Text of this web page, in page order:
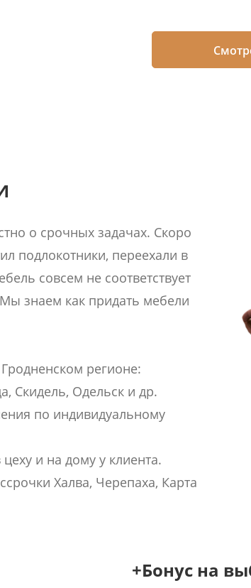
о срочных задачах. Скоро
подлокотники, переехали в
совсем не соответствует
знаем как придать мебели
регионе:
Скидель, Одельск и др.
по индивидуальному
и на дому у клиента.
Халва, Черепаха, Карта
+Бонус на